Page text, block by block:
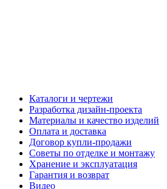
Каталоги и чертежи
Разработка дизайн-проекта
Материалы и качество изделий
Оплата и доставка
Договор купли-продажи
Советы по отделке и монтажу
Хранение и эксплуатация
Гарантия и возврат
Видео